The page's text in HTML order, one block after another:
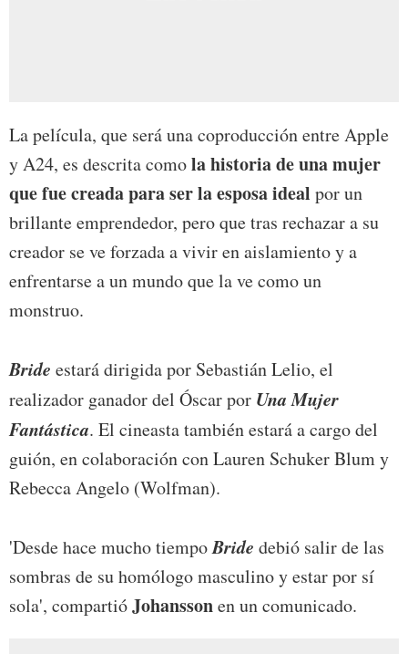
La película, que será una coproducción entre Apple
y A24, es descrita comola historia de una mujer
que fue creada para ser la esposa ideal por un
brillante emprendedor, pero que tras rechazar a su
creador se ve forzada a vivir en aislamiento y a
enfrentarse a un mundo que la ve como un
monstruo.
Bride estará dirigida por Sebastián Lelio, el
realizador ganador del Óscar por Una Mujer
Fantástica. El cineasta también estará a cargo del
guión, en colaboración con Lauren Schuker Blum y
Rebecca Angelo (Wolfman).
'Desde hace mucho tiempoBride debió salir de las
sombras de su homólogo masculino y estar por sí
sola', compartióJohanssonen un comunicado.